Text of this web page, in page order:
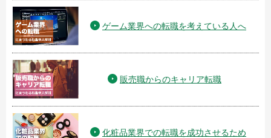
ゲーム業界への転職を考えている人へ
販売職からのキャリア転職
化粧品業界での転職を成功させるため